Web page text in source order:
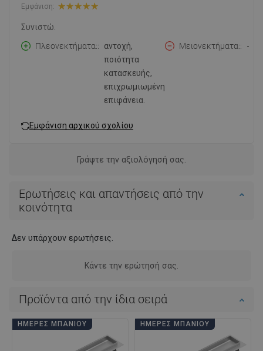
Εμφάνιση:
Συνιστώ.
Πλεονεκτήματα:
αντοχή,
ποιότητα
κατασκευής,
επιχρωμιωμένη
επιφάνεια.
Μειονεκτήματα: -
Εμφάνιση αρχικού σχολίου
Γράψτε την αξιολόγησή σας.
Ερωτήσεις και απαντήσεις από την
κοινότητα
Δεν υπάρχουν ερωτήσεις.
Κάντε την ερώτησή σας.
Προϊόντα από την ίδια σειρά
ΗΜΈΡΕΣ ΜΠΆΝΙΟΥ ΗΜΈΡΕΣ ΜΠΆΝΙΟΥ